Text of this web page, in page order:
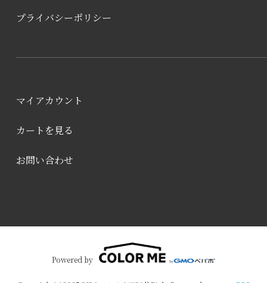
プライバシーポリシー
マイアカウント
カートを見る
お問い合わせ
Powered by